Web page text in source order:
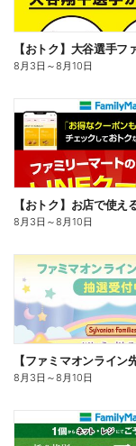
8月3日 ～8月10日
8月3日 ～8月10日
8月3日 ～8月10日